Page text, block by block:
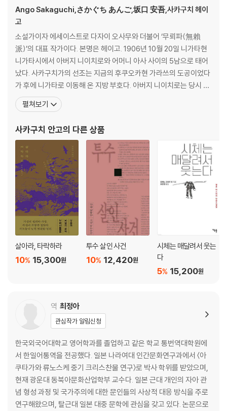
Ango Sakaguchi,さかぐち あんご,坂口 安吾,사카구치 헤이
고
소설가이자 에세이스트로 다자이 오사무와 더불어 ‘무뢰파(無賴
派)’의 대표 작가이다. 본명은 헤이고. 1906년 10월 20일 니가타현
니가타시에서 아버지 니이치로와 어머니 아사 사이의 5남으로 태어
났다. 사카구치가의 선조는 지금의 후쿠오카현 가라쓰의 도공이었다
가 후에 니가타로 이동해 온 지방 부호다. 아버지 니이치로는 당시 중
의원 의원이자 니가타 신문사 사장이었고 한시 시인으로도 알려진 정
치가로서 언제나 다망했으며 장남을 제외한 자식들에게는 무관심하
의 대에서 탕진되게 된다. 니이치로의 전처와 첩의 아이까지 합한 열
세
펼쳐보기
사카구치 안고의 다른 상품
살아라, 타락하라
15,300원
10%
투수 살인 사건
12,420원
10%
시체는 매달려서 웃는
다
15,200원
5%
역 최정아
관심작가 알림신청
한국외국어대학교 영어학과를 졸업하고 같은 학교 통번역대학원에
서 한일어통역을 전공했다. 일본 나라여대 인간문화연구과에서 〈아
쿠타가와 류노스케 중기 크리스찬물 연구〉로 박사 학위를 받았으며,
현재 광운대 동북아문화산업학부 교수다. 일본 근대 개인의 자아 관
념 형성 과정 및 국가주의에 대한 문인들의 사상적 대응 방식을 주로
연구해왔으며, 탈근대 일본 대중 문학에 관심을 갖고 있다. 논문으로